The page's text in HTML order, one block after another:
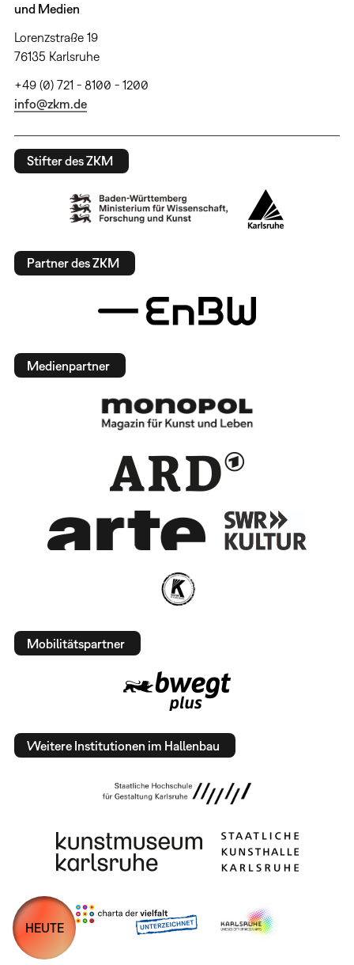
und Medien
Lorenzstraße 19
76135 Karlsruhe
+49 (0) 721 - 8100 - 1200
info@zkm.de
Stifter des ZKM
Partner des ZKM
Medienpartner
Mobilitätspartner
Weitere Institutionen im Hallenbau
HEUTE